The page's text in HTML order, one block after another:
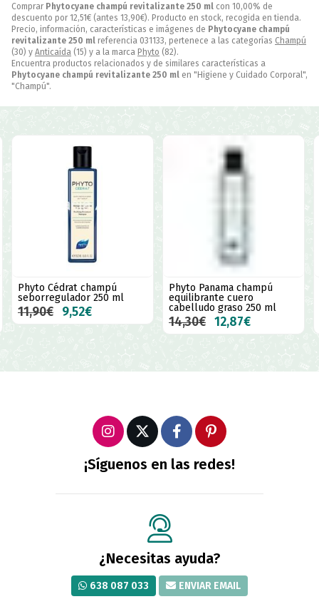
Comprar Phytocyane champú revitalizante 250 ml con 10,00% de
descuento por 12,51€ (antes 13,90€). Producto en stock, recogida en tienda.
Precio, información, características e imágenes de Phytocyane champú
revitalizante 250 ml referencia 031133, pertenece a las categorías Champú
(30) y Anticaída (15) y a la marca Phyto (82).
Encuentra productos relacionados y de similares características a
Phytocyane champú revitalizante 250 ml en "Higiene y Cuidado Corporal",
"Champú".
Phyto Cédrat champú
seborregulador 250 ml
11,90€ 9,52€
Phyto Panama champú
equilibrante cuero
cabelludo graso 250 ml
14,30€ 12,87€
¡Síguenos en las redes!
¿Necesitas ayuda?
638 087 033 ENVIAR EMAIL